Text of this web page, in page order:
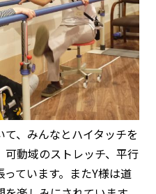
て、みんなとハイタッチを
可動域のストレッチ、平行
ています。またY様は道